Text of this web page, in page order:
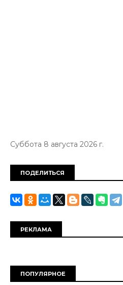
Суббота 8 августа 2026 г.
ПОДЕЛИТЬСЯ
РЕКЛАМА
ПОПУЛЯРНОЕ